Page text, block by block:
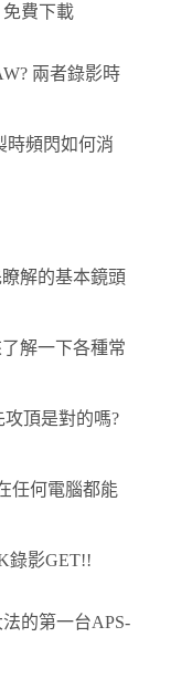
費下載
兩者錄影時
時頻閃如何消
解的基本鏡頭
解一下各種常
攻頂是對的嗎?
任何電腦都能
錄影GET!!
的第一台APS-